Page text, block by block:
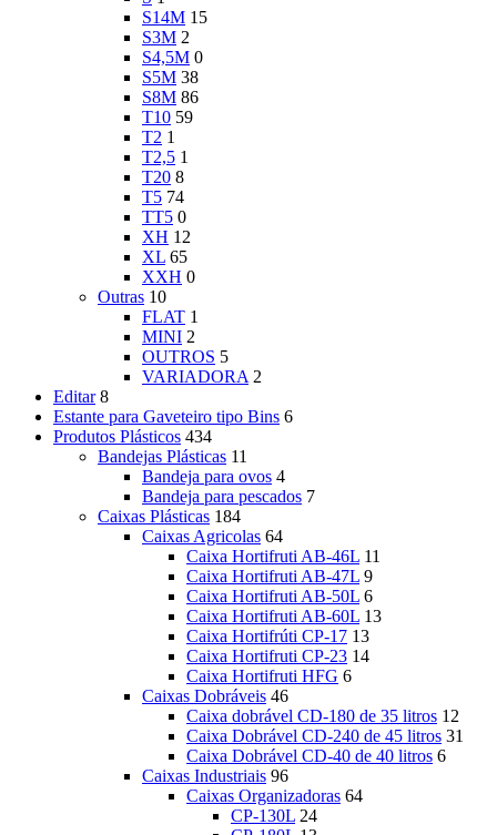
S14M 15
S3M 2
S4,5M 0
S5M 38
S8M 86
T10 59
T2 1
T2,5 1
T20 8
T5 74
TT5 0
XH 12
XL 65
XXH 0
Outras 10
FLAT 1
MINI 2
OUTROS 5
VARIADORA 2
Editar 8
Estante para Gaveteiro tipo Bins 6
Produtos Plásticos 434
Bandejas Plásticas 11
Bandeja para ovos 4
Bandeja para pescados 7
Caixas Plásticas 184
Caixas Agricolas 64
Caixa Hortifruti AB-46L 11
Caixa Hortifruti AB-47L 9
Caixa Hortifruti AB-50L 6
Caixa Hortifruti AB-60L 13
Caixa Hortifrúti CP-17 13
Caixa Hortifruti CP-23 14
Caixa Hortifruti HFG 6
Caixas Dobráveis 46
Caixa dobrável CD-180 de 35 litros 12
Caixa Dobrável CD-240 de 45 litros 31
Caixa Dobrável CD-40 de 40 litros 6
Caixas Industriais 96
Caixas Organizadoras 64
CP-130L 24